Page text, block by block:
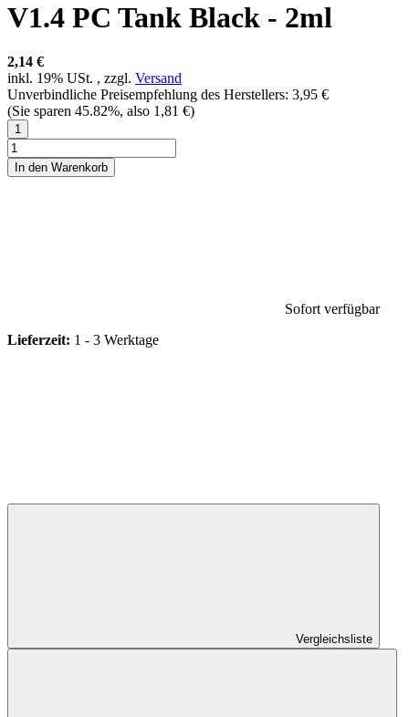
V1.4 PC Tank Black - 2ml
2,14 €
inkl. 19% USt. , zzgl. Versand
Unverbindliche Preisempfehlung des Herstellers: 3,95 €
(Sie sparen 45.82%, also 1,81 €)
In den Warenkorb
Sofort verfügbar
Lieferzeit: 1 - 3 Werktage
Vergleichsliste